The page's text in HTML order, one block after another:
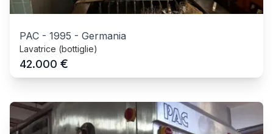
PAC - 1995 - Germania
Lavatrice (bottiglie)
42.000 €